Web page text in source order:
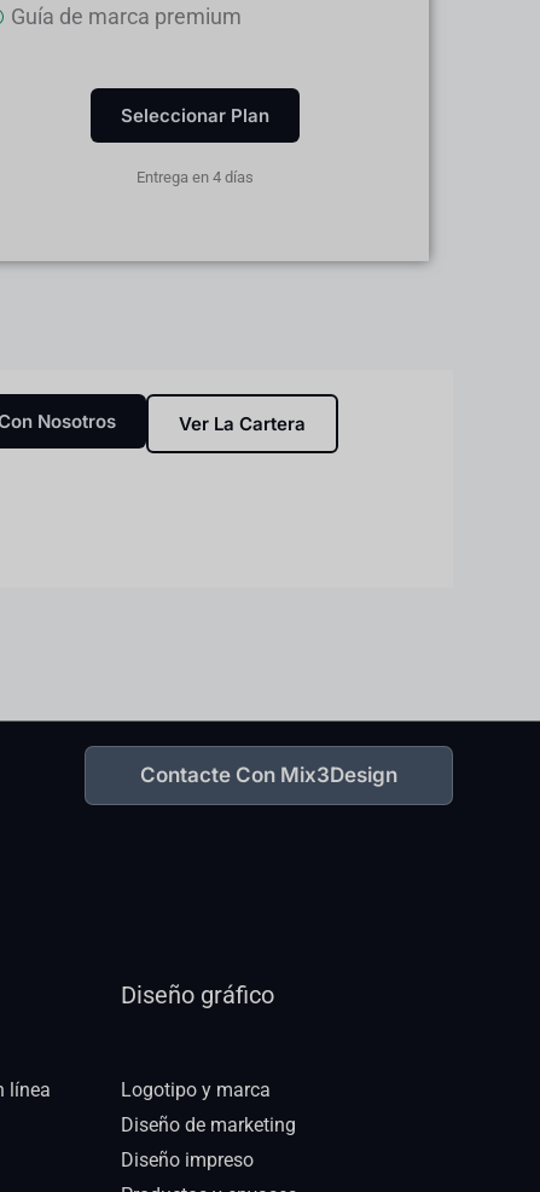
Guía de marca premium
Seleccionar Plan
Entrega en 4 días
Nosotros Ver La Cartera
Contacte Con Mix3Design
línea
Diseño gráfico
Logotipo y marca
Diseño de marketing
Diseño impreso